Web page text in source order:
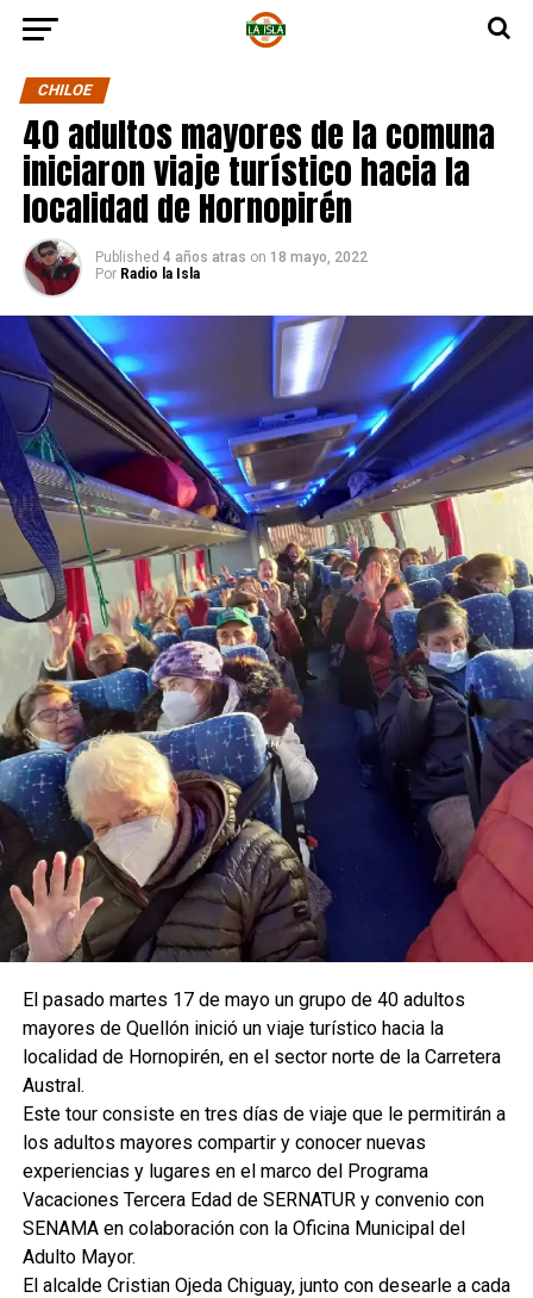
CHILOE
40 adultos mayores de la comuna
iniciaron viaje turístico hacia la
localidad de Hornopirén
Published 4 años atras on 18 mayo, 2022
Por Radio la Isla
El pasado martes 17 de mayo un grupo de 40 adultos
mayores de Quellón inició un viaje turístico hacia la
localidad de Hornopirén, en el sector norte de la Carretera
Austral.
Este tour consiste en tres días de viaje que le permitirán a
los adultos mayores compartir y conocer nuevas
experiencias y lugares en el marco del Programa
Vacaciones Tercera Edad de SERNATUR y convenio con
SENAMA en colaboración con la Oficina Municipal del
Adulto Mayor.
El alcalde Cristian Ojeda Chiguay, junto con desearle a cada